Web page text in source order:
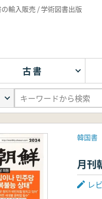
輸入販売 / 学術図書出版
古書
韓国書
月刊
レ